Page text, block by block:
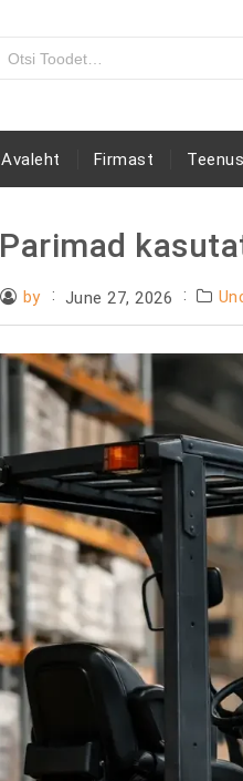
Avaleht Firmast
Parimad
by June 27, 2026